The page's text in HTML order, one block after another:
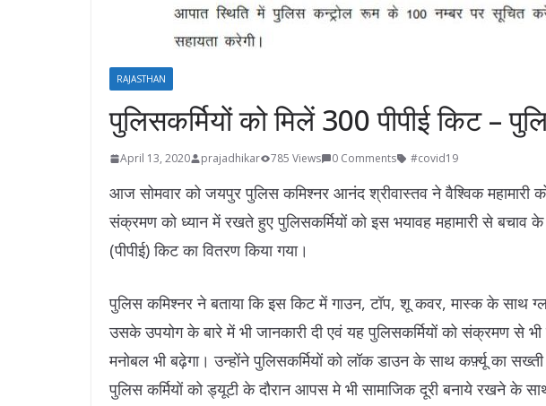
RAJASTHAN
पुलिसकर्मियों को मिलें 300 पीपीई किट –
April 13, 2020 prajadhikar 785 Views 0 Comments #covid19
आज सोमवार को जयपुर पुलिस कमिश्नर आनंद श्रीवास्तव ने वैश्विक महामारी
संक्रमण को ध्यान में रखते हुए पुलिसकर्मियों को इस भयावह महामारी से बचाव
(पीपीई) किट का वितरण किया गया।
पुलिस कमिश्नर ने बताया कि इस किट में गाउन, टॉप, शू कवर, मास्क के साथ
उसके उपयोग के बारे में भी जानकारी दी एवं यह पुलिसकर्मियों को संक्रमण से
मनोबल भी बढ़ेगा। उन्होंने पुलिसकर्मियों को लॉक डाउन के साथ कर्फ़्यू का
पुलिस कर्मियों को ड्यूटी के दौरान आपस मे भी सामाजिक दूरी बनाये रखने के